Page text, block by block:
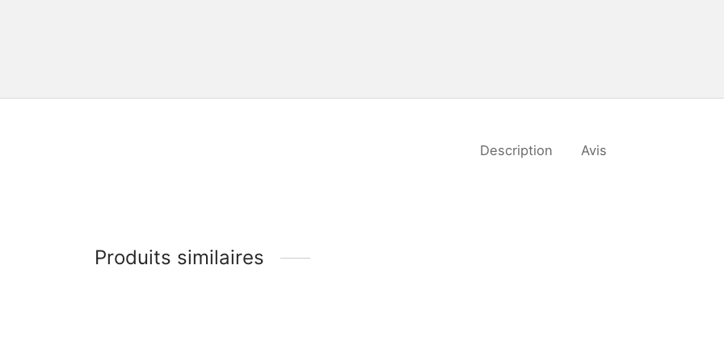
Description Avis
Produits similaires